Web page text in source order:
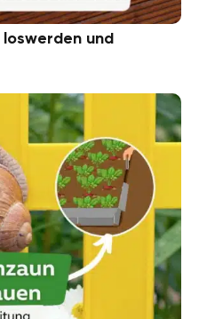
und